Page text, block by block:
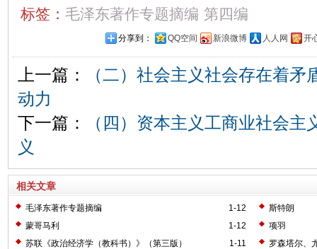
标签： 毛泽东著作专题摘编 第四编
分享到： QQ空间 新浪微博 人人网 开
上一篇：
（二）社会主义社会存在着
动力
下一篇：
（四）资本主义工商业社会
义
相关文章
1-12
毛泽东著作专题摘编
斯特朗
1-12
蒙哥马利
项羽
1-11
苏联《政治经济学（教科书）》（第三版）
罗森塔尔、